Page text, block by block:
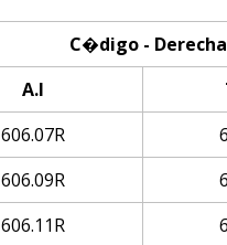
C�digo - Derecha
A.I
606.07R
606.09R
606.11R